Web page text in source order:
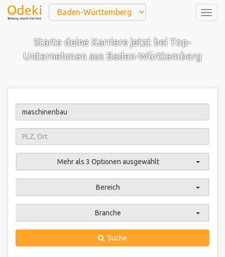
Starte deine Karriere jetzt bei Top-
Unternehmen aus Baden-Württemberg
Mehr als 3 Optionen ausgewählt
Bereich
Branche
Suche